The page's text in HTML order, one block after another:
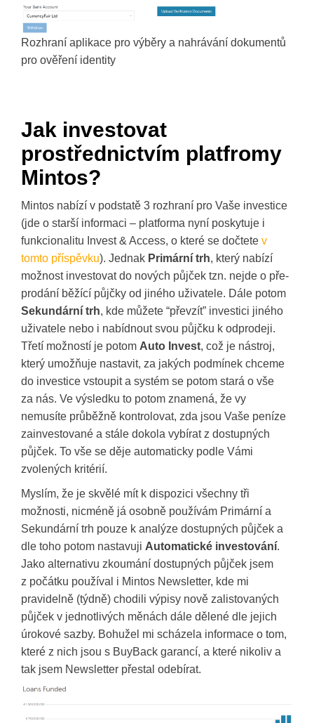
Rozhraní aplikace pro výběry a nahrávání dokumentů
pro ověření identity
Jak investovat
prostřednictvím platfromy
Mintos?
Mintos nabízí v podstatě 3 rozhraní pro Vaše investice
(jde o starší informaci – platforma nyní poskytuje i
funkcionalitu Invest & Access, o které se dočtete v
tomto příspěvku). Jednak Primární trh, který nabízí
možnost investovat do nových půjček tzn. nejde o pře-
prodání běžící půjčky od jiného uživatele. Dále potom
Sekundární trh, kde můžete “převzít” investici jiného
uživatele nebo i nabídnout svou půjčku k odprodeji.
Třetí možností je potom Auto Invest, což je nástroj,
který umožňuje nastavit, za jakých podmínek chceme
do investice vstoupit a systém se potom stará o vše
za nás. Ve výsledku to potom znamená, že vy
nemusíte průběžně kontrolovat, zda jsou Vaše peníze
zainvestované a stále dokola vybírat z dostupných
půjček. To vše se děje automaticky podle Vámi
zvolených kritérií.
Myslím, že je skvělé mít k dispozici všechny tři
možnosti, nicméně já osobně používám Primární a
Sekundární trh pouze k analýze dostupných půjček a
dle toho potom nastavuji Automatické investování.
Jako alternativu zkoumání dostupných půjček jsem
z počátku používal i Mintos Newsletter, kde mi
pravidelně (týdně) chodili výpisy nově zalistovaných
půjček v jednotlivých měnách dále dělené dle jejich
úrokové sazby. Bohužel mi scházela informace o tom,
které z nich jsou s BuyBack garancí, a které nikoliv a
tak jsem Newsletter přestal odebírat.